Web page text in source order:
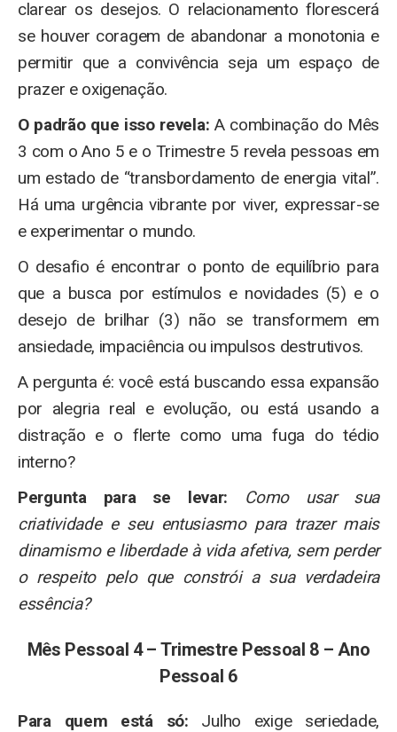
clarear os desejos. O relacionamento florescerá
se houver coragem de abandonar a monotonia e
permitir que a convivência seja um espaço de
prazer e oxigenação.
O padrão que isso revela: A combinação do Mês
3 com o Ano 5 e o Trimestre 5 revela pessoas em
um estado de “transbordamento de energia vital”.
Há uma urgência vibrante por viver, expressar-se
e experimentar o mundo.
O desafio é encontrar o ponto de equilíbrio para
que a busca por estímulos e novidades (5) e o
desejo de brilhar (3) não se transformem em
ansiedade, impaciência ou impulsos destrutivos.
A pergunta é: você está buscando essa expansão
por alegria real e evolução, ou está usando a
distração e o flerte como uma fuga do tédio
interno?
Pergunta para se levar:
Como usar sua
criatividade e seu entusiasmo para trazer mais
dinamismo e liberdade à vida afetiva, sem perder
o respeito pelo que constrói a sua verdadeira
essência?
Mês Pessoal 4 – Trimestre Pessoal 8 – Ano
Pessoal 6
Para quem está só: Julho exige seriedade,